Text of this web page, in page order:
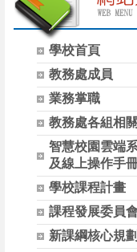
學校首頁
教務處成員
業務掌職
教務處各組相
智慧校園雲端
及線上操作手
學校課程計畫
課程發展委員
新課綱核心規